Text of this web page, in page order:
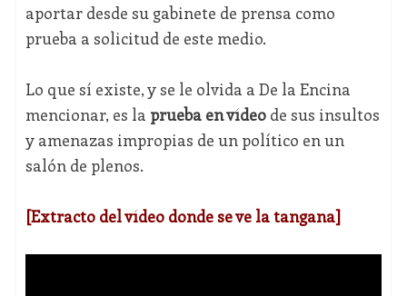
aportar desde su gabinete de prensa como
prueba a solicitud de este medio.
Lo que sí existe, y se le olvida a De la Encina
mencionar, es la prueba en vídeode sus insultos
y amenazas impropias de un político en un
salón de plenos.
[Extracto del vídeo donde se ve la tangana]